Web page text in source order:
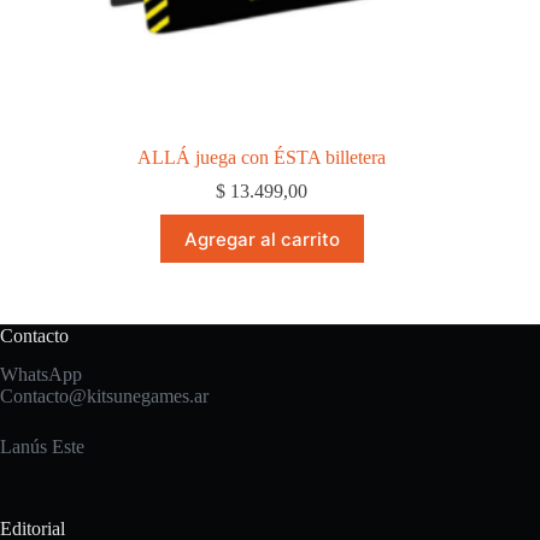
ALLÁ juega con ÉSTA billetera
$ 13.499,00
Agregar al carrito
Contacto
WhatsApp
Contacto@kitsunegames.ar
Lanús Este
Editorial